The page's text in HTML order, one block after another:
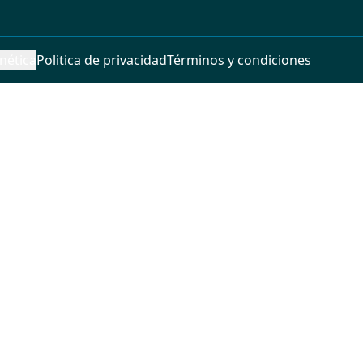
Politica de privacidadTérminos y condiciones